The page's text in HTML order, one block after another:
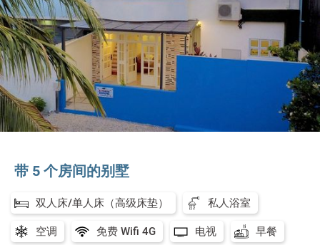
带 5 个房间的别墅
双人床/单人床（高级床垫） 私人浴室
空调 免费 Wifi 4G 电视 早餐